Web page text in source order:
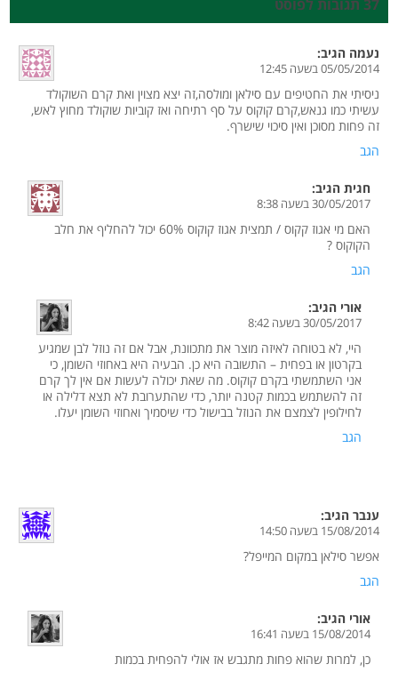
37 תגובות לפוסט
נעמה הגיב:
05/05/2014 בשעה 12:45
ניסיתי את החטיפים עם סילאן ומולסה,זה יצא מצוין ואת קרם השוקולד
עשיתי כמו גנאש,קרם קוקוס על סף רתיחה ואז קוביות שוקולד מחוץ לאש,
זה פחות מסוכן ואין סיכוי שישרף.
הגב
חגית הגיב:
30/05/2017 בשעה 8:38
האם מי אגוז קקוס / תמצית אגוז קוקוס 60% יכול להחליף את חלב
הקוקוס ?
הגב
אורי הגיב:
30/05/2017 בשעה 8:42
היי, לא בטוחה לאיזה מוצר את מתכוונת, אבל אם זה נוזל לבן שמגיע
בקרטון או בפחית – התשובה היא כן. הבעיה היא באחוזי השומן, כי
אני השתמשתי בקרם קוקוס. מה שאת יכולה לעשות אם אין לך קרם
זה להשתמש בכמות קטנה יותר, כדי שהתערובת לא תצא דלילה או
לחילופין לצמצם את הנוזל בבישול כדי שיסמיך ואחוזי השומן יעלו.
הגב
ענבר הגיב:
15/08/2014 בשעה 14:50
אפשר סילאן במקום המייפל?
הגב
אורי הגיב:
15/08/2014 בשעה 16:41
כן, למרות שהוא פחות מתגבש אז אולי להפחית בכמות